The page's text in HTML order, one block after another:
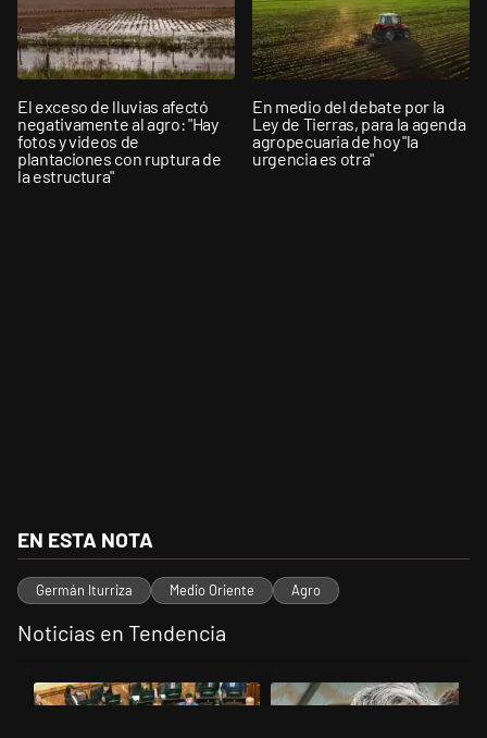
El exceso de lluvias afectó
negativamente al agro: "Hay
fotos y videos de
plantaciones con ruptura de
la estructura"
En medio del debate por la
Ley de Tierras, para la agenda
agropecuaria de hoy "la
urgencia es otra"
EN ESTA NOTA
Germán Iturriza Medio Oriente Agro
Noticias en Tendencia
Un artículo de tendencia con el título "La Rosada busca culpables
Un artículo de tendencia con el